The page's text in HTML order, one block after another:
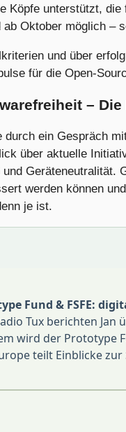
Köpfe unterstützt,
Oktober möglich –
und über
für die Open-
– Die
durch ein Gespräch
über aktuelle
Geräteneutralität.
werden können
je ist.